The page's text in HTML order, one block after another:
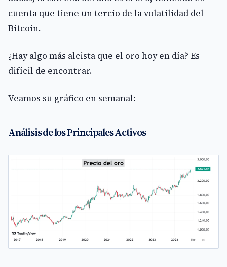
cuenta que tiene un tercio de la volatilidad del
Bitcoin.
¿Hay algo más alcista que el oro hoy en día? Es
difícil de encontrar.
Veamos su gráfico en semanal:
Análisis de los Principales Activos